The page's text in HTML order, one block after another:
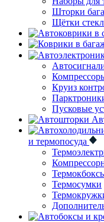
Шторки
Щётки
Круиз
Пусковые
и термопосуда
Термосумки